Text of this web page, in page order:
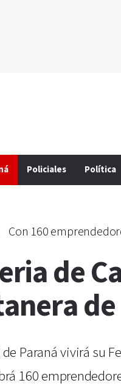
Policiales Política
Con 160
de
Paraná vivirá su
160